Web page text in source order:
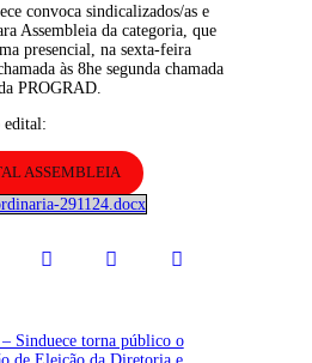
convoca sindicalizados/as e
Assembleia da categoria, que
presencial, na sexta-feira
às 8he segunda chamada
PROGRAD.
edital:
ASSEMBLEIA
291124.docx
Sinduece torna público o